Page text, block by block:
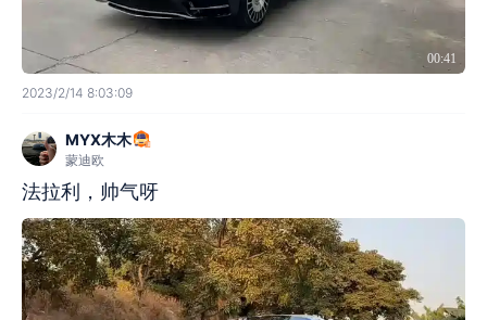
00:41
2023/2/14 8:03:09
MYX木木
蒙迪欧
法拉利，帅气呀